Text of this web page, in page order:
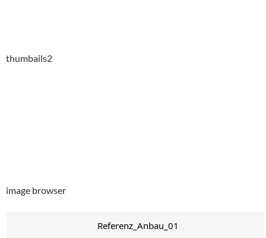
thumbails2
image browser
Referenz_Anbau_01